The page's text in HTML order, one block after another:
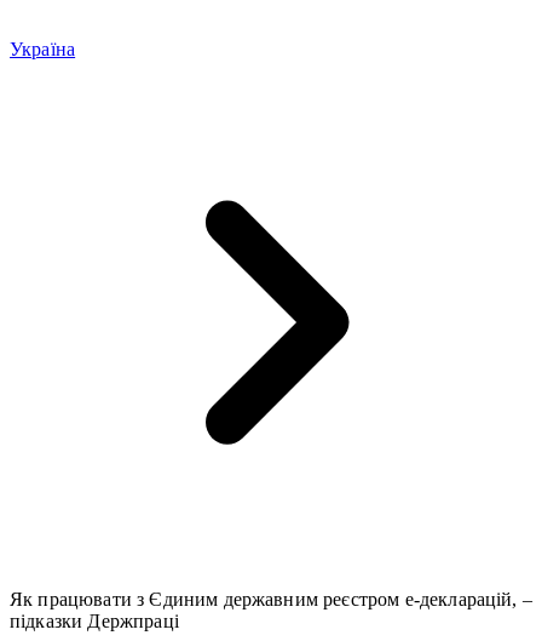
Україна
Як працювати з Єдиним державним реєстром е-декларацій, –
підказки Держпраці